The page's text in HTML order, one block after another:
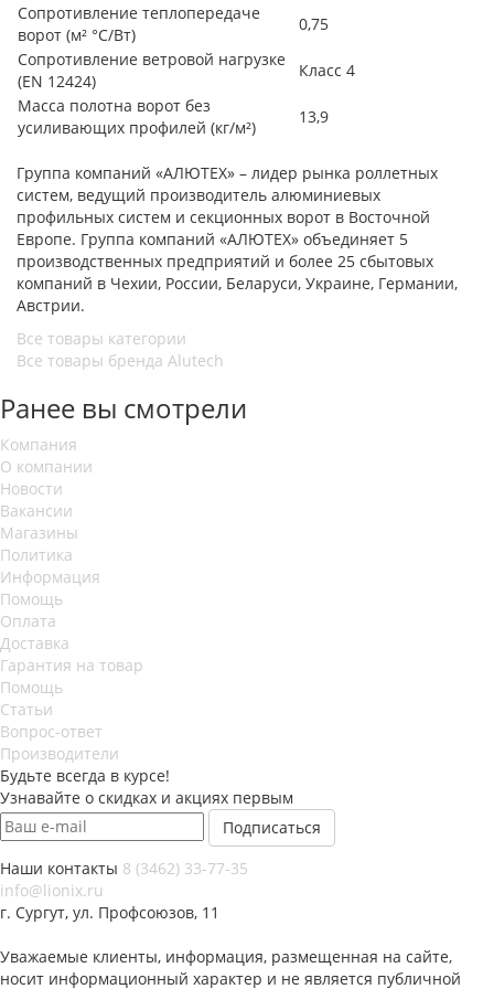
Сопротивление теплопередаче
ворот (м² °С/Вт)
0,75
Сопротивление ветровой нагрузке
(EN 12424)
Класс 4
Масса полотна ворот без
усиливающих профилей (кг/м²)
13,9
Группа компаний «АЛЮТЕХ» – лидер рынка роллетных
систем, ведущий производитель алюминиевых
профильных систем и секционных ворот в Восточной
Европе. Группа компаний «АЛЮТЕХ» объединяет 5
производственных предприятий и более 25 сбытовых
компаний в Чехии, России, Беларуси, Украине, Германии,
Австрии.
Все товары категории
Все товары бренда Alutech
Ранее вы смотрели
Компания
О компании
Новости
Вакансии
Магазины
Политика
Информация
Помощь
Оплата
Доставка
Гарантия на товар
Помощь
Статьи
Вопрос-ответ
Производители
Будьте всегда в курсе!
Узнавайте о скидках и акциях первым
Наши контакты 8 (3462) 33-77-35
info@lionix.ru
г. Сургут, ул. Профсоюзов, 11
Уважаемые клиенты, информация, размещенная на сайте,
носит информационный характер и не является публичной